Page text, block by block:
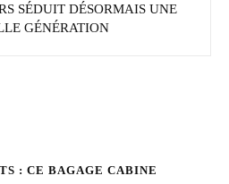
SÉDUIT DÉSORMAIS UNE
GÉNÉRATION
: CE BAGAGE CABINE